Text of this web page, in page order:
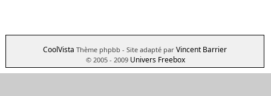
CoolVista Thème phpbb - Site adapté par Vincent Barrier
© 2005 - 2009 Univers Freebox